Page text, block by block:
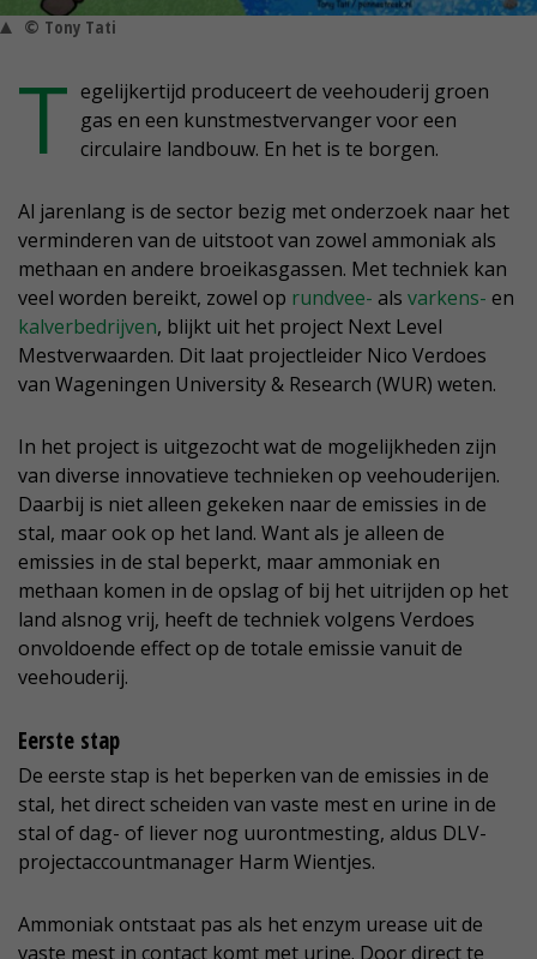
© Tony Tati
T egelijkertijd produceert de veehouderij groen
gas en een kunstmestvervanger voor een
circulaire landbouw. En het is te borgen.
Al jarenlang is de sector bezig met onderzoek naar het
verminderen van de uitstoot van zowel ammoniak als
methaan en andere broeikasgassen. Met techniek kan
veel worden bereikt, zowel op rundvee- als varkens- en
kalverbedrijven, blijkt uit het project Next Level
Mestverwaarden. Dit laat projectleider Nico Verdoes
van Wageningen University & Research (WUR) weten.
In het project is uitgezocht wat de mogelijkheden zijn
van diverse innovatieve technieken op veehouderijen.
Daarbij is niet alleen gekeken naar de emissies in de
stal, maar ook op het land. Want als je alleen de
emissies in de stal beperkt, maar ammoniak en
methaan komen in de opslag of bij het uitrijden op het
land alsnog vrij, heeft de techniek volgens Verdoes
onvoldoende effect op de totale emissie vanuit de
veehouderij.
Eerste stap
De eerste stap is het beperken van de emissies in de
stal, het direct scheiden van vaste mest en urine in de
stal of dag- of liever nog uurontmesting, aldus DLV-
projectaccountmanager Harm Wientjes.
Ammoniak ontstaat pas als het enzym urease uit de
vaste mest in contact komt met urine. Door direct te